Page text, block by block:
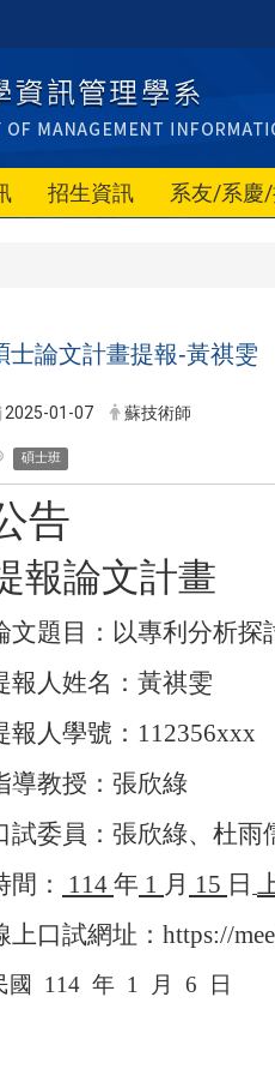
招生資訊 系友/系慶
士論文計畫提報-黃祺雯
2025-01-07 蘇技術師
碩士班
告
報論文計畫
文題目：以專利分析探
報人姓名：黃祺雯
報人學號： 112356xxx
導教授：張欣綠
試委員：張欣綠、杜雨
間：
114 年 1 月 15 日
上口試網址：https://
國 114 年 1 月 6 日